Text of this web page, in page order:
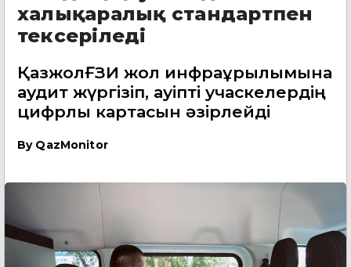
халықаралық стандартпен
тексеріледі
ҚазжолҒЗИ жол инфрақұрылымына
аудит жүргізіп, қауіпті учаскелердің
цифрлық картасын әзірлейді
By QazMonitor